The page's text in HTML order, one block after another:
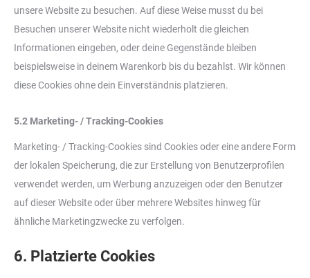
unsere Website zu besuchen. Auf diese Weise musst du bei
Besuchen unserer Website nicht wiederholt die gleichen
Informationen eingeben, oder deine Gegenstände bleiben
beispielsweise in deinem Warenkorb bis du bezahlst. Wir können
diese Cookies ohne dein Einverständnis platzieren.
5.2 Marketing- / Tracking-Cookies
Marketing- / Tracking-Cookies sind Cookies oder eine andere Form
der lokalen Speicherung, die zur Erstellung von Benutzerprofilen
verwendet werden, um Werbung anzuzeigen oder den Benutzer
auf dieser Website oder über mehrere Websites hinweg für
ähnliche Marketingzwecke zu verfolgen.
6. Platzierte Cookies